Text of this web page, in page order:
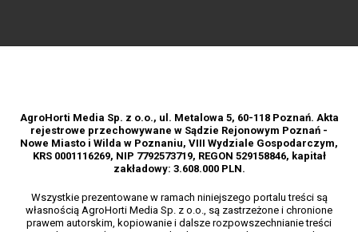
AgroHorti Media Sp. z o.o., ul. Metalowa 5, 60-118 Poznań. Akta
rejestrowe przechowywane w Sądzie Rejonowym Poznań -
Nowe Miasto i Wilda w Poznaniu, VIII Wydziale Gospodarczym,
KRS 0001116269, NIP 7792573719, REGON 529158846, kapitał
zakładowy: 3.608.000 PLN.
Wszystkie prezentowane w ramach niniejszego portalu treści są
własnością AgroHorti Media Sp. z o.o., są zastrzeżone i chronione
prawem autorskim, kopiowanie i dalsze rozpowszechnianie treści